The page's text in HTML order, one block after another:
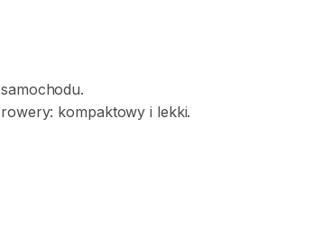
samochodu.
rowery: kompaktowy i lekki.